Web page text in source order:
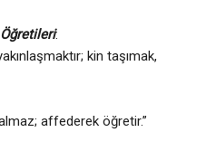
:
kin taşımak,
affederek öğretir.”